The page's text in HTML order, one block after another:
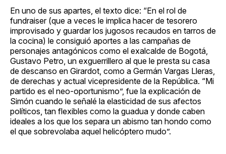
En uno de sus apartes, el texto dice: “En el rol de
fundraiser (que a veces le implica hacer de tesorero
improvisado y guardar los jugosos recaudos en tarros de
la cocina) le consiguió aportes a las campañas de
personajes antagónicos como el exalcalde de Bogotá,
Gustavo Petro, un exguerrillero al que le presta su casa
de descanso en Girardot, como a Germán Vargas Lleras,
de derechas y actual vicepresidente de la República. “Mi
partido es el neo-oportunismo”, fue la explicación de
Simón cuando le señalé la elasticidad de sus afectos
políticos, tan flexibles como la guadua y donde caben
ideales a los que los separa un abismo tan hondo como
el que sobrevolaba aquel helicóptero mudo”.